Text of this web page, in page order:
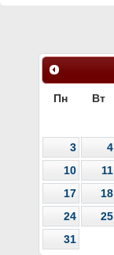
Пн Вт
3
4
10
11
17
18
24
25
31